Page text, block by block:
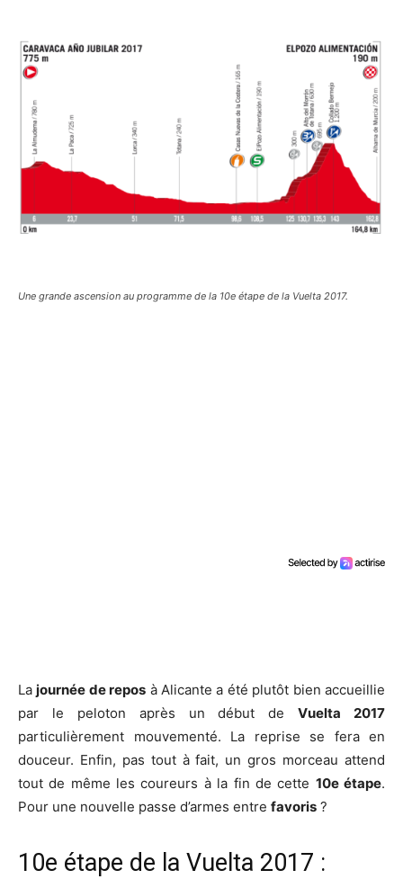
Une grande ascension au programme de la 10e étape de la Vuelta 2017.
Lajournée de repos à Alicante a été plutôt bien accueillie
par le peloton après un début deVuelta 2017
particulièrement mouvementé. La reprise se fera en
douceur. Enfin, pas tout à fait, un gros morceau attend
tout de même les coureurs à la fin de cette 10e étape.
Pour une nouvelle passe d’armes entre favoris ?
10e étape de la Vuelta 2017 :